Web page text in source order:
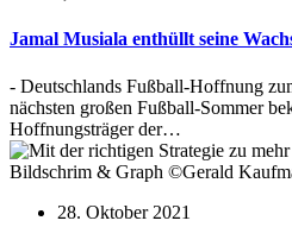
Jamal Musiala enthüllt seine
- Deutschlands Fußball-Hoffnung
nächsten großen Fußball-Sommer
Hoffnungsträger der…
Bildschrim & Graph ©Gerald
28. Oktober 2021